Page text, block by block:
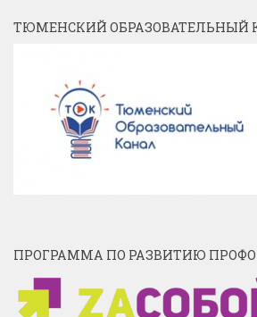
ТЮМЕНСКИЙ ОБРАЗОВАТЕЛЬНЫЙ
ПРОГРАММА ПО РАЗВИТИЮ